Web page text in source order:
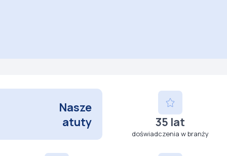
Nasze
atuty
35 lat
doświadczenia w branży